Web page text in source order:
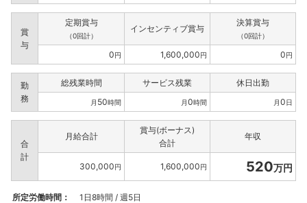
賞
与
定期賞与
（0回計）
インセンティブ賞与
決算賞与
（0回計）
0円 1,600,000円 0円
勤
務
総残業時間 サービス残業 休日出勤
月 50時間 月0時間 月0日
合
計
月給合計
賞与(ボーナス)
合計
年収
300,000円 1,600,000円 520万円
所定労働時間：
1日8時間 / 週5日